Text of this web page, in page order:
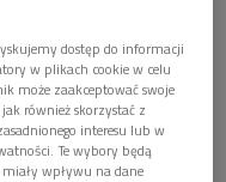

prof.
dostęp do informacji
w plikach cookie w celu
może zaakceptować swoje
również skorzystać z
interesu lub w
Te wybory będą
wpływu na dane